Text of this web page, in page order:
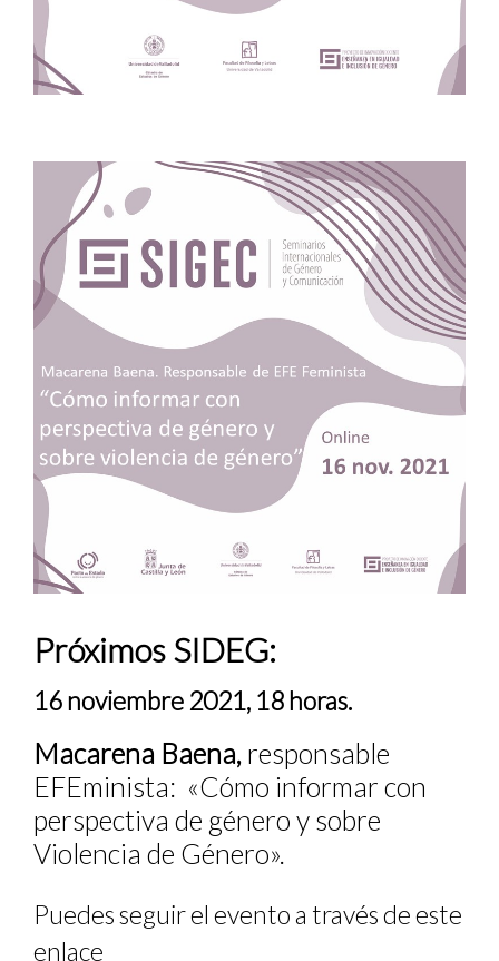
Próximos SIDEG:
16 noviembre 2021, 18 horas.
Macarena Baena, responsable
EFEminista: «Cómo informar con
perspectiva de género y sobre
Violencia de Género».
Puedes seguir el evento a través de este
enlace